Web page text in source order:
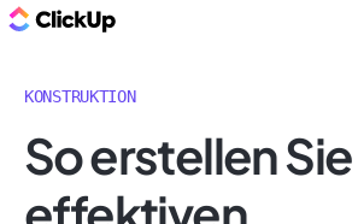
KONSTRUKTION
So erstellen